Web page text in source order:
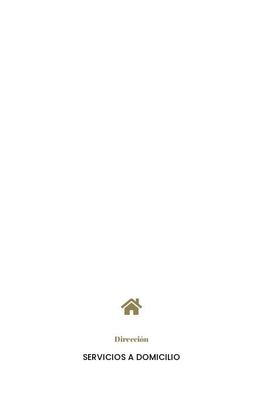

Dirección
SERVICIOS A DOMICILIO